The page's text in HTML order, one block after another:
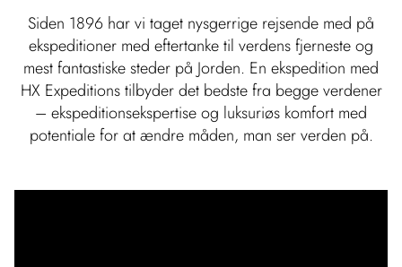
Siden 1896 har vi taget nysgerrige rejsende med på
ekspeditioner med eftertanke til verdens fjerneste og
mest fantastiske steder på Jorden. En ekspedition med
HX Expeditions tilbyder det bedste fra begge verdener
– ekspeditionsekspertise og luksuriøs komfort med
potentiale for at ændre måden, man ser verden på.